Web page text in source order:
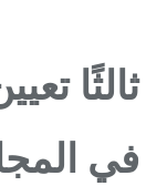
ثالثًا
في